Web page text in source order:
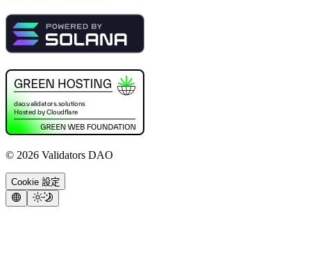
© 2026 Validators DAO
Cookie 設定